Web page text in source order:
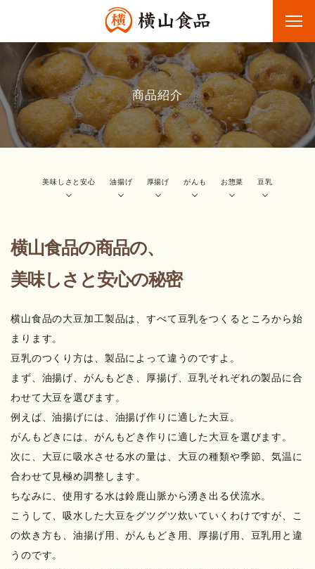
私たちについて
商品紹介
レシピ
会社案内
採用情報
オンラインショップ
商品紹介
美味しさと安心 油揚げ 厚揚げ がんも お惣菜 豆乳
横山食品の商品の、
美味しさと安心の秘密
横山食品の大豆加工製品は、すべて豆乳をつくるところから始
まります。
豆乳のつくり方は、製品によって違うのですよ。
まず、油揚げ、がんもどき、厚揚げ、豆乳それぞれの製品に合
わせて大豆を選びます。
例えば、油揚げには、油揚げ作りに適した大豆。
がんもどきには、がんもどき作りに適した大豆を選びます。
次に、大豆に吸水させる水の量は、大豆の種類や季節、気温に
合わせて見極め調整します。
ちなみに、使用する水は鈴鹿山脈から湧き出る伏流水。
こうして、吸水した大豆をグツグツ炊いていくわけですが、こ
の炊き方も、油揚げ用、がんもどき用、厚揚げ用、豆乳用と違
うのです。